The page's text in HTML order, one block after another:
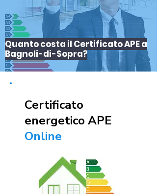
Quanto costa il Certificato APE a
Bagnoli-di-Sopra?
Certificato
energetico APE
Online